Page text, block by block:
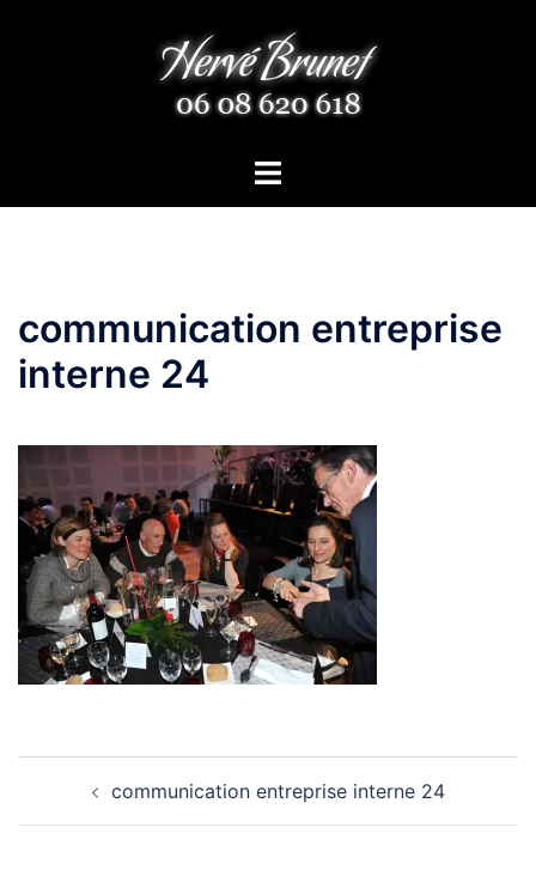
Ouvrir/fermer
communication entreprise
interne 24
d’articlecommunication entreprise interne 24